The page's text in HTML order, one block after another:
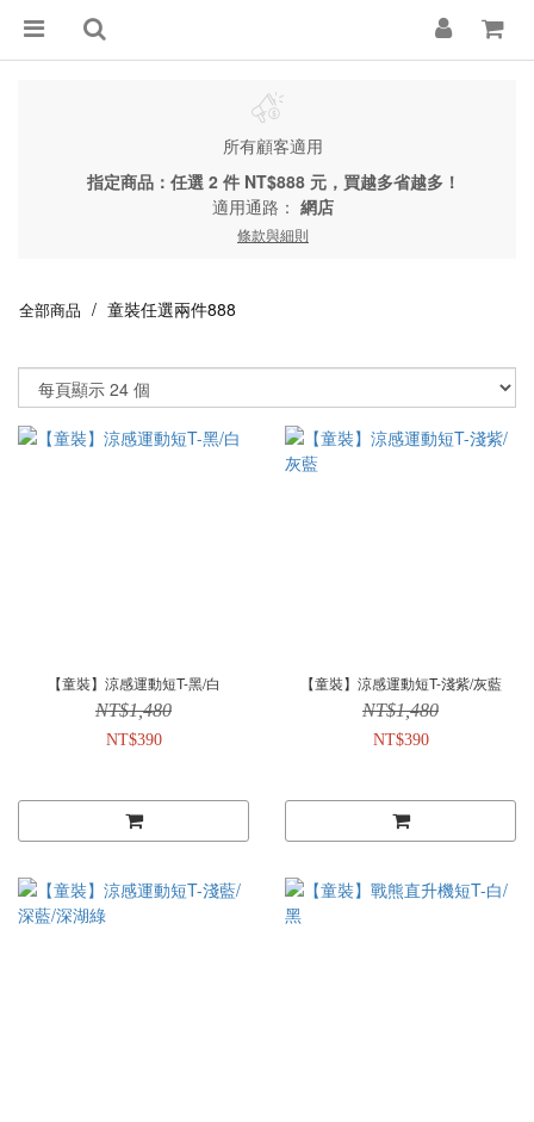
所有顧客適用
指定商品：任選 2 件 NT$888 元，買越多省越多！
適用通路： 網店
條款與細則
全部商品 童裝任選兩件888
【童裝】涼感運動短T-黑/白
NT$1,480
NT$390
【童裝】涼感運動短T-淺紫/灰藍
NT$1,480
NT$390